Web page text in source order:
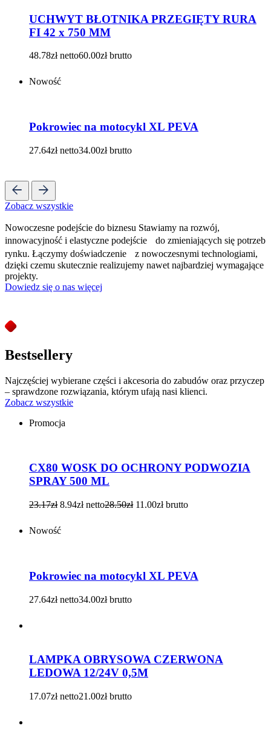
UCHWYT BŁOTNIKA PRZEGIĘTY RURA
FI 42 x 750 MM
48.78zł netto60.00zł brutto
Nowość
Pokrowiec na motocykl XL PEVA
27.64zł netto34.00zł brutto
Zobacz wszystkie
Nowoczesne podejście do biznesu Stawiamy na rozwój,
innowacyjność i elastyczne podejście do zmieniających się potrzeb
rynku. Łączymy doświadczenie z nowoczesnymi technologiami,
dzięki czemu skutecznie realizujemy nawet najbardziej wymagające
projekty.
Dowiedz się o nas więcej
Bestsellery
Najczęściej wybierane części i akcesoria do zabudów oraz przyczep
– sprawdzone rozwiązania, którym ufają nasi klienci.
Zobacz wszystkie
Promocja
CX80 WOSK DO OCHRONY PODWOZIA
SPRAY 500 ML
23.17zł 8.94zł netto28.50zł 11.00zł brutto
Nowość
Pokrowiec na motocykl XL PEVA
27.64zł netto34.00zł brutto
LAMPKA OBRYSOWA CZERWONA
LEDOWA 12/24V 0,5M
17.07zł netto21.00zł brutto